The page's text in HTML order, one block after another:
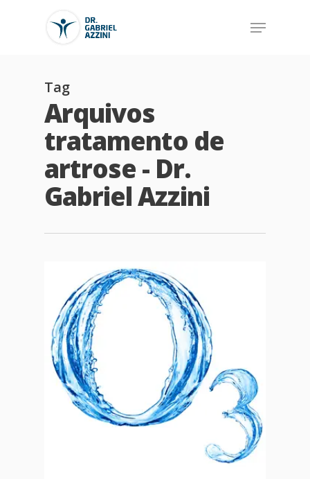
Tag
Arquivos
tratamento de
artrose - Dr.
Gabriel Azzini